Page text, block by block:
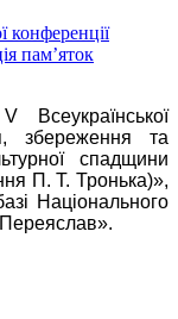
конференції
пам’яток
Всеукраїнської
збереження та
спадщини
П. Т. Тронька)»,
Національного